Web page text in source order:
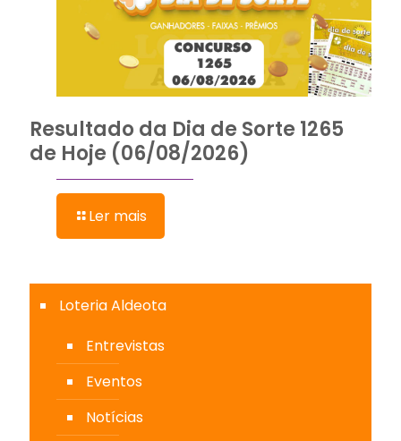
Resultado da Dia de Sorte 1265
de Hoje (06/08/2026)
Ler mais
Loteria Aldeota
Entrevistas
Eventos
Notícias